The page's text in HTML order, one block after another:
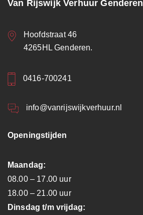
Van Rijswijk Verhuur Genderen
Hoofdstraat 46
4265HL Genderen.
0416-700241
info@vanrijswijkverhuur.nl
Openingstijden
Maandag:
08.00 – 17.00 uur
18.00 – 21.00 uur
Dinsdag t/m vrijdag: